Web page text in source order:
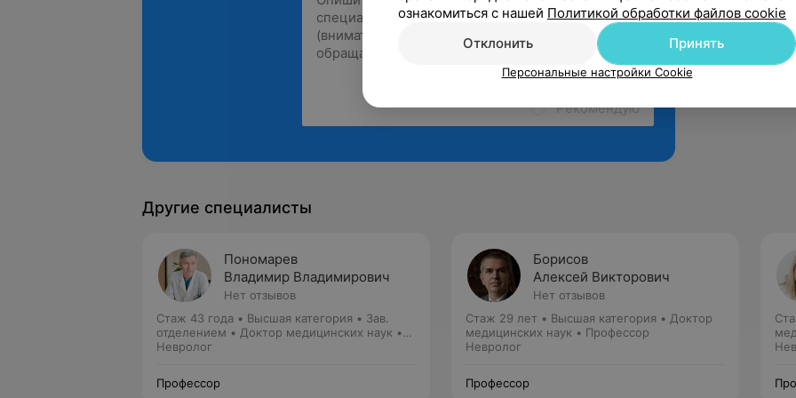
Рекомендую
Другие специалисты
Пономарев
Владимир Владимирович
Нет отзывов
Стаж 43 года • Высшая категория • Зав.
отделением • Доктор медицинских наук •
Профессор • Зав. кафедрой
Невролог
Профессор
Борисов
Алексей Викторович
Нет отзывов
Стаж 29 лет • Высшая категория • Доктор
медицинских наук • Профессор
Невролог
Профессор
ознакомиться с нашей Политикой обработки файлов cookie
Отклонить
Принять
Персональные настройки Cookie